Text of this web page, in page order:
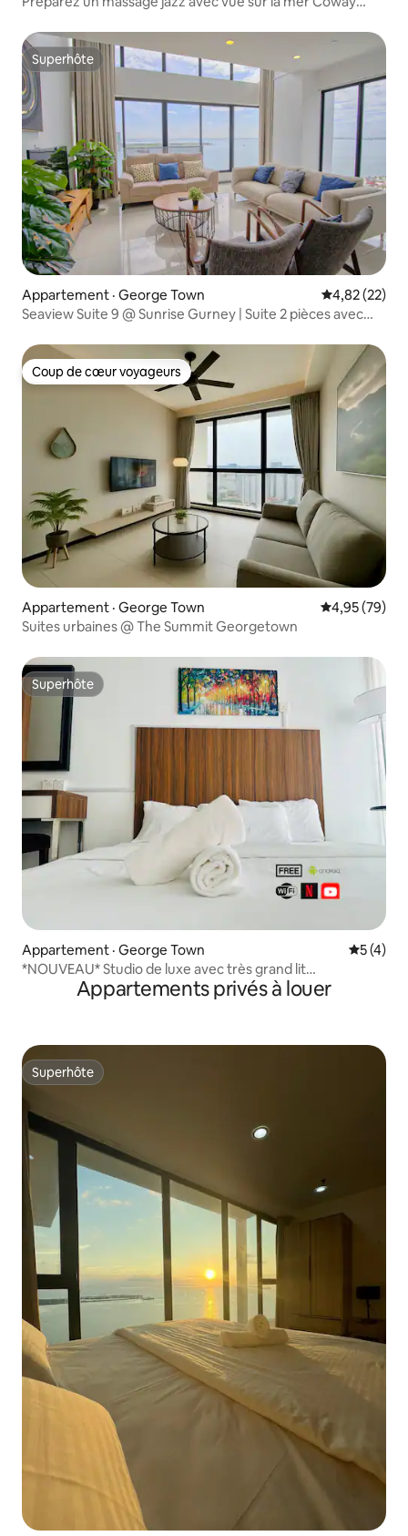
Superhôte
Superhôte
Appartement · George Town Note
4,82 (22)
Seaview Suite 9 @ Sunrise Gurney | Suite 2 pièces avec
Coup de cœur voyageurs
Coup de cœur voyageurs
Appartement · George Town Note
4,95 (79)
Suites urbaines @ The Summit Georgetown
Superhôte
Superhôte
Appartement · George Town Note
5 (4)
*NOUVEAU* Studio de luxe avec très grand lit
(2 à 4 personnes) à Georgetown
Appartements privés à louer
Superhôte
Superhôte